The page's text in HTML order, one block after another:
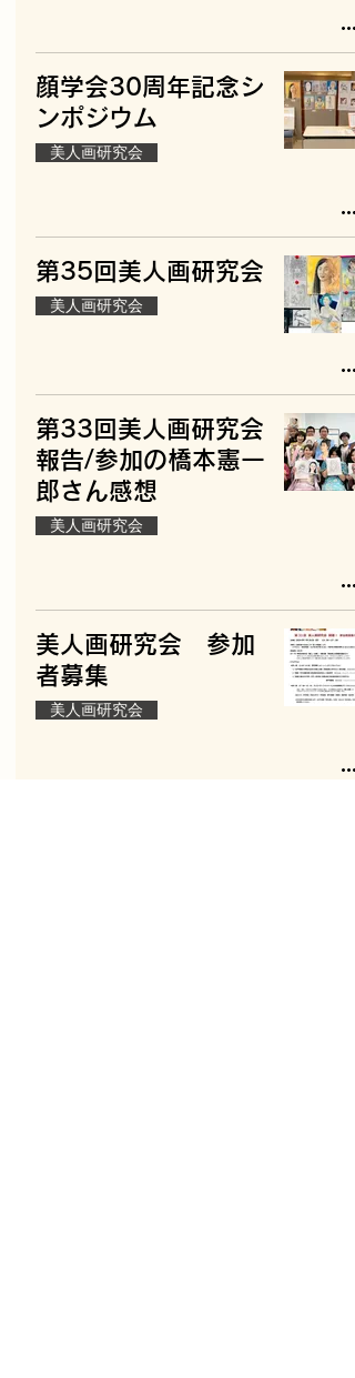
顔学会30周年記念シ
ンポジウム
美人画研究会
第35回美人画研究会
美人画研究会
第33回美人画研究会
報告/参加の橋本憲一
郎さん感想
美人画研究会
美人画研究会 参加
者募集
美人画研究会